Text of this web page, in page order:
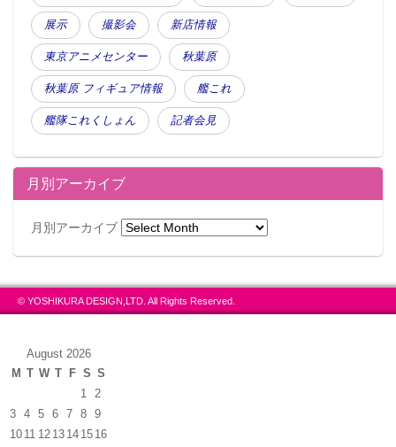
展示 撮影会 新店情報
東京アニメセンター 秋葉原
秋葉原 フィギュア情報 艦これ
艦隊これくしょん 記者会見
月別アーカイブ
月別アーカイブ
© YOSHIKURA DESIGN,LTD. All Rights Reserved.
August 2026
M T W T F S S
1
2
3
4 5 6 7 8
9
10 11 12 13 14 15 16